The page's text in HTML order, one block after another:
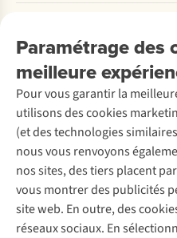
Paramétrage des
meilleure
Pour vous garantir la
utilisons des cookies
(et des technologies
nous vous renvoyons
nos sites, des tiers placent
vous montrer des publicités
site web. En outre, des
réseaux sociaux. En
Payer
Retourner
Rétractation d'une commande
Entretien & réparations
Garantie
Contactez-nous
Entreprise responsable
À propos d’Ayacucho
Nos magasins
À propos d’A.S.Adventure
Déclaration d'accessibilité
Location / Location sports d’hiver
Seconde-main
Entretien de ski
Service de lavage
Entretien de chaussures
Réparation de chaussures
Réparation de vêtements
Retouches
Pour les entreprises
Découvrez
A.S.Magazine
Explore Camp
Expertise & conseils
Abonnez-vous à la newsletter